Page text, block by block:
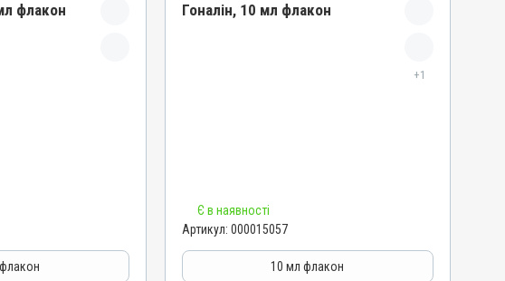
флакон Гоналін, 10 мл флакон
+1
АВ-07493-01-18
Гормональні, Акушерсько-гінекологічні
Є в наявності
Артикул: 000015057
10 мл флакон